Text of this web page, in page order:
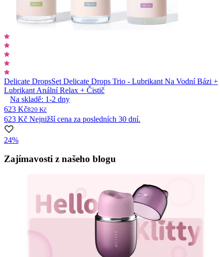
Delicate DropsSet Delicate Drops Trio - Lubrikant Na Vodní Bázi +
Lubrikant Anální Relax + Čistič
Na skladě: 1-2 dny
623 Kč820 Kč
623 Kč Nejnižší cena za posledních 30 dní.
24%
1
Zajímavosti z našeho blogu